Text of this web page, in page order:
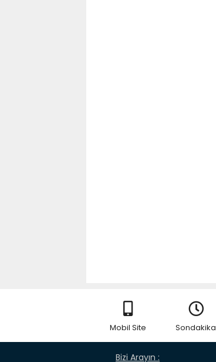
Mobil Site Sondakika
Bizi Arayın :